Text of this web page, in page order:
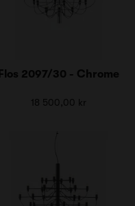
Flos 2097/30 - Chrome
18 500,00 kr